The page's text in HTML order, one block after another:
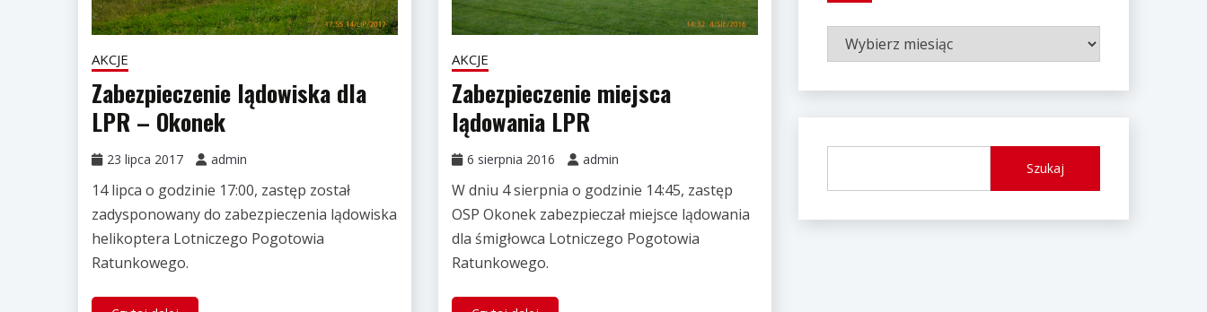
AKCJE
Zabezpieczenie lądowiska dla
LPR – Okonek
23 lipca 2017 admin
14 lipca o godzinie 17:00, zastęp został
zadysponowany do zabezpieczenia lądowiska
helikoptera Lotniczego Pogotowia
Ratunkowego.
AKCJE
Zabezpieczenie miejsca
lądowania LPR
6 sierpnia 2016 admin
W dniu 4 sierpnia o godzinie 14:45, zastęp
OSP Okonek zabezpieczał miejsce lądowania
dla śmigłowca Lotniczego Pogotowia
Ratunkowego.
ARCHIWUM
WPISÓW
Szukaj